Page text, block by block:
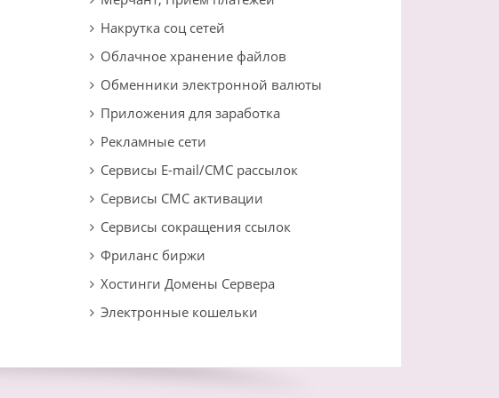
Накрутка соц сетей
Облачное хранение файлов
Обменники электронной валюты
Приложения для заработка
Рекламные сети
Сервисы E-mail/СМС рассылок
Сервисы СМС активации
Сервисы сокращения ссылок
Фриланс биржи
Хостинги Домены Сервера
Электронные кошельки